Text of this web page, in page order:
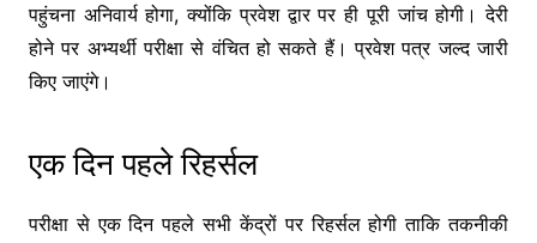
पहुंचना अनिवार्य होगा, क्योंकि प्रवेश द्वार पर ही पूरी जांच होगी। देरी
होने पर अभ्यर्थी परीक्षा से वंचित हो सकते हैं। प्रवेश पत्र जल्द जारी
किए जाएंगे।
एक दिन पहले रिहर्सल
परीक्षा से एक दिन पहले सभी केंद्रों पर रिहर्सल होगी ताकि तकनीकी